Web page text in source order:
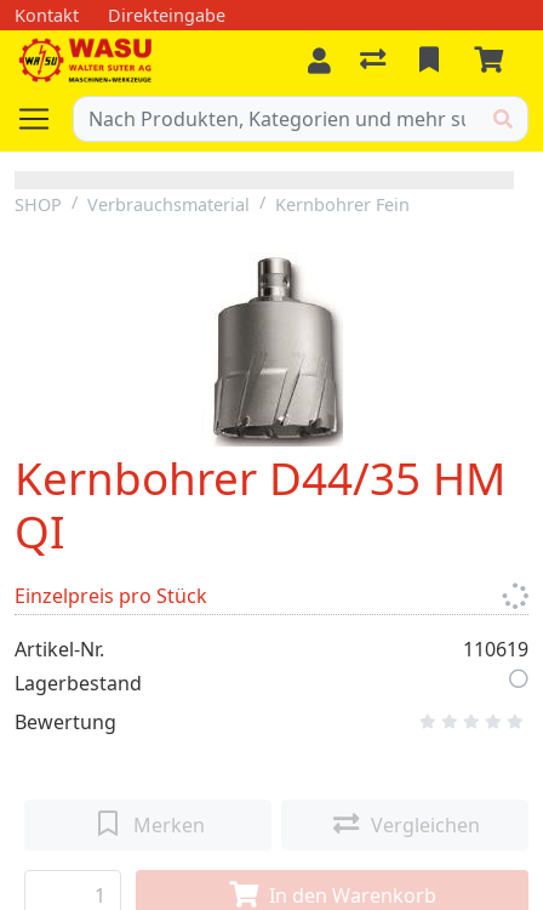
Kontakt Direkteingabe
SHOP Verbrauchsmaterial Kernbohrer Fein
Kernbohrer D44/35 HM
QI
Einzelpreis pro Stück
Artikel-Nr.
110619
Lagerbestand
Bewertung
Merken Vergleichen
In den Warenkorb